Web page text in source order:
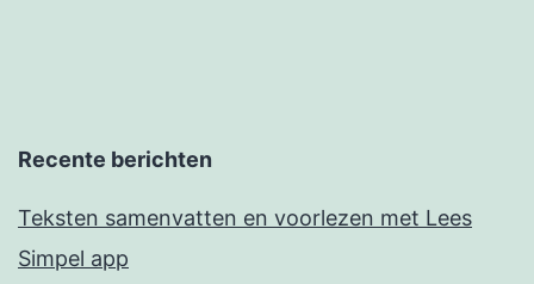
Recente berichten
Teksten samenvatten en voorlezen met Lees
Simpel app